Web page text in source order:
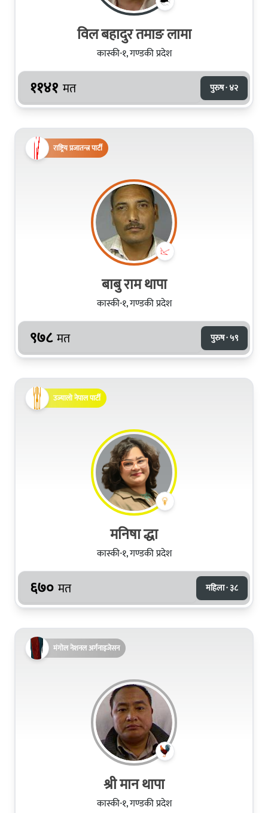
विल बहादुर तमाङ लामा
कास्की-१, गण्डकी प्रदेश
११४१ मत पुरुष · ४२
राष्ट्रिय प्रजातन्त्र पार्टी
बाबु राम थापा
कास्की-१, गण्डकी प्रदेश
९७८ मत पुरुष · ५९
उज्यालो नेपाल पार्टी
मनिषा द्धा
कास्की-१, गण्डकी प्रदेश
६७० मत महिला · ३८
मंगोल नेशनल अर्गनाइजेसन
श्री मान थापा
कास्की-१, गण्डकी प्रदेश